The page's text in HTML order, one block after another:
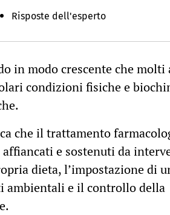
Risposte dell'esperto
in modo crescente che molti
condizioni fisiche e
che il trattamento
affiancati e sostenuti da
dieta, l’impostazione di
ambientali e il controllo della